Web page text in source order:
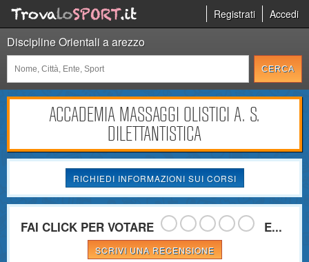
Registrati Accedi
Discipline Orientali a arezzo
ACCADEMIA MASSAGGI OLISTICI A. S.
DILETTANTISTICA
RICHIEDI INFORMAZIONI SUI CORSI
FAI CLICK PER VOTARE E...
SCRIVI UNA RECENSIONE